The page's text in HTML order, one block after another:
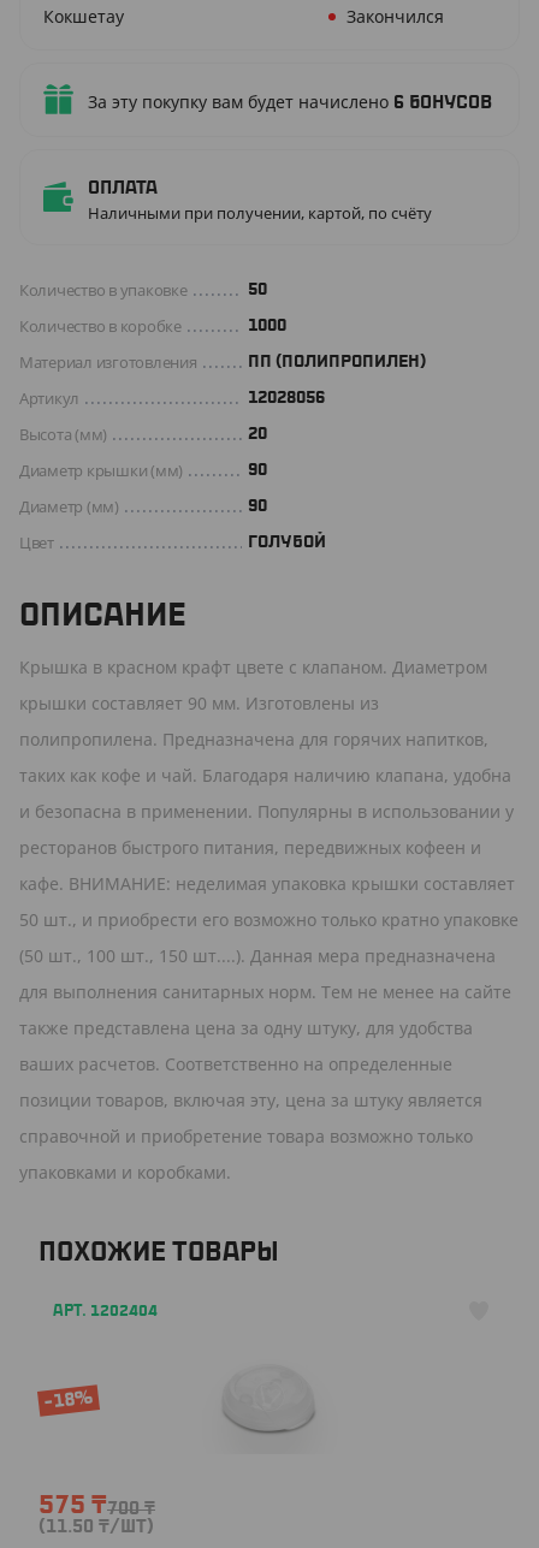
Кокшетау
Закончился
За эту покупку вам будет начислено 6 бонусов
Оплата
Наличными при получении, картой, по счёту
Количество в упаковке 50
Количество в коробке 1000
Материал изготовления ПП (ПОЛИПРОПИЛЕН)
Артикул 12028056
Высота (мм) 20
Диаметр крышки (мм) 90
Диаметр (мм) 90
Цвет ГОЛУБОЙ
ОПИСАНИЕ
Крышка в красном крафт цвете с клапаном. Диаметром
крышки составляет 90 мм. Изготовлены из
полипропилена. Предназначена для горячих напитков,
таких как кофе и чай. Благодаря наличию клапана, удобна
и безопасна в применении. Популярны в использовании у
ресторанов быстрого питания, передвижных кофеен и
кафе. ВНИМАНИЕ: неделимая упаковка крышки составляет
50 шт., и приобрести его возможно только кратно упаковке
(50 шт., 100 шт., 150 шт....). Данная мера предназначена
для выполнения санитарных норм. Тем не менее на сайте
также представлена цена за одну штуку, для удобства
ваших расчетов. Соответственно на определенные
позиции товаров, включая эту, цена за штуку является
справочной и приобретение товара возможно только
упаковками и коробками.
ПОХОЖИЕ ТОВАРЫ
АРТ. 1202404
-18%
575 ₸700₸
(11.50 ₸/ШТ)